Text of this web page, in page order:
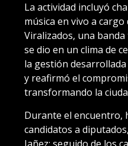
La actividad incluyó
música en vivo a
Viralizados, una banda
se dio en un clima de
la gestión
y reafirmó el
transformando la
Durante el encuentro,
candidatos a